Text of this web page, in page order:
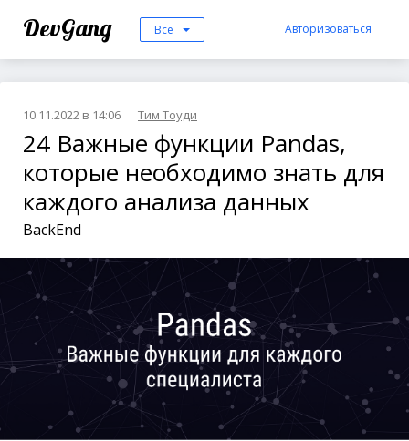
DevGang Все Авторизоваться
10.11.2022 в 14:06 Тим Тоуди
24 Важные функции Pandas,
которые необходимо знать для
каждого анализа данных
BackEnd